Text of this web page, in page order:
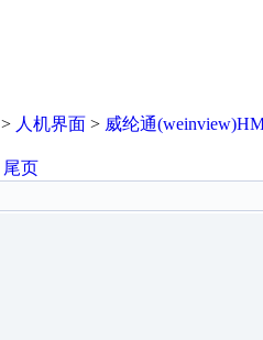
> 人机界面 > 威纶通
尾页